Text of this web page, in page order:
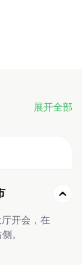
展开全部
开会，在
。